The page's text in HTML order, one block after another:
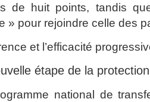
de huit points, tandis
» pour rejoindre celle des
et l’efficacité
étape de la
national de